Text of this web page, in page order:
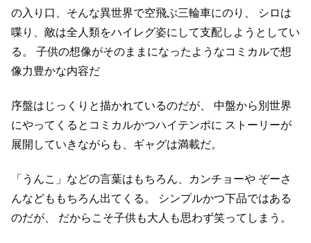
の入り口、そんな異世界で空飛ぶ三輪車にのり、
シロは
喋り、敵は全人類をハイレグ姿にして支配しようとしてい
る。
子供の想像がそのままになったようなコミカルで想
像力豊かな内容だ
序盤はじっくりと描かれているのだが、
中盤から別世界
にやってくるとコミカルかつハイテンポに ストーリーが
展開していきながらも、ギャグは満載だ。
「うんこ」などの言葉はもちろん、カンチョーや ぞーさ
んなどももちろん出てくる。
シンプルかつ下品ではある
のだが、
だからこそ子供も大人も思わず笑ってしまう。